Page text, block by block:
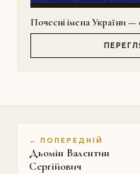
Почесні імена України
← ПОПЕРЕДНІЙ
Дьомін Валентин
Сергійович